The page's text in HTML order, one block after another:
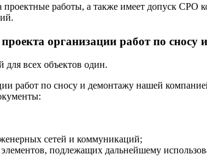
работы, а также имеет допуск СРО
организации работ по сносу
для всех объектов один.
работ по сносу и демонтажу нашей
сетей и коммуникаций;
подлежащих дальнейшему